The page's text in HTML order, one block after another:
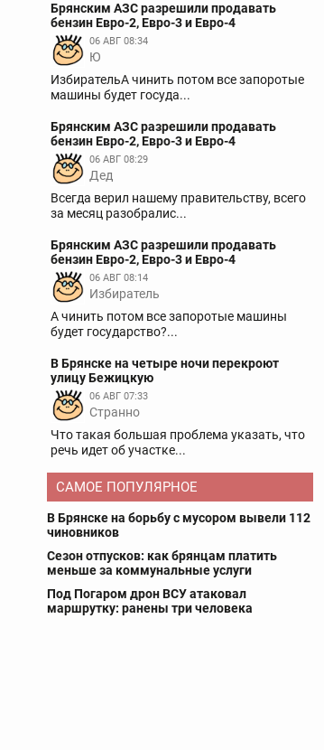
Брянским АЗС разрешили продавать
бензин Евро-2, Евро-3 и Евро-4
06 АВГ 08:34
Ю
ИзбирательА чинить потом все запоротые
машины будет госуда...
Брянским АЗС разрешили продавать
бензин Евро-2, Евро-3 и Евро-4
06 АВГ 08:29
Дед
Всегда верил нашему правительству, всего
за месяц разобралис...
Брянским АЗС разрешили продавать
бензин Евро-2, Евро-3 и Евро-4
06 АВГ 08:14
Избиратель
А чинить потом все запоротые машины
будет государство?...
В Брянске на четыре ночи перекроют
улицу Бежицкую
06 АВГ 07:33
Странно
Что такая большая проблема указать, что
речь идет об участке...
САМОЕ ПОПУЛЯРНОЕ
В Брянске на борьбу с мусором вывели 112
чиновников
Сезон отпусков: как брянцам платить
меньше за коммунальные услуги
Под Погаром дрон ВСУ атаковал
маршрутку: ранены три человека